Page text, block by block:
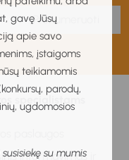
gavę Jūsų
apie savo
įstaigoms
teikiamomis
parodų,
ugdomosios
su mumis
Prenumeruoti
specialistams
informavimas ir